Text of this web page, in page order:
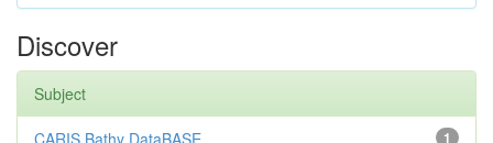
Discover
Subject
1
CARIS Bathy DataBASE